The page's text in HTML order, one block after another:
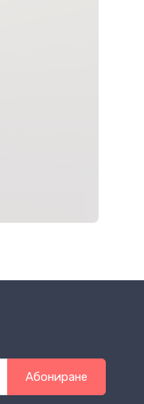
Абониране